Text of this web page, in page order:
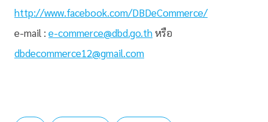
http://www.facebook.com/DBDeCommerce/
e-mail : e-commerce@dbd.go.thหรือ
dbdecommerce12@gmail.com